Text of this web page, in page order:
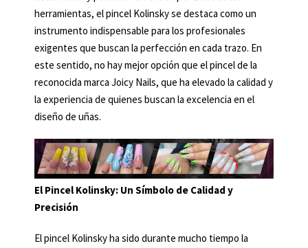
herramientas, el pincel Kolinsky se destaca como un
instrumento indispensable para los profesionales
exigentes que buscan la perfección en cada trazo. En
este sentido, no hay mejor opción que el pincel de la
reconocida marca Joicy Nails, que ha elevado la calidad y
la experiencia de quienes buscan la excelencia en el
diseño de uñas.
El Pincel Kolinsky: Un Símbolo de Calidad y
Precisión
El pincel Kolinsky ha sido durante mucho tiempo la